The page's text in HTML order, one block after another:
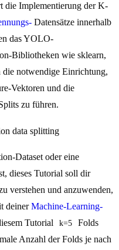
die Implementierung der K-
Datensätze innerhalb
das YOLO-
Bibliotheken wie sklearn,
notwendige Einrichtung,
Vektoren und die
zu führen.
Dataset oder eine
dieses Tutorial soll dir
verstehen und anzuwenden,
deinerMachine-Learning-
Tutorial
k=5
Folds
Anzahl der Folds je nach